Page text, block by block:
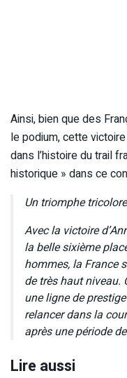
Ainsi, bien que des
le podium, cette
dans l’histoire du trail
historique » dans ce
Un triomphe tricolore
Avec la victoire
la belle sixième
hommes, la France
de très haut niveau.
une ligne de
relancer dans la
après une période
Lire aussi